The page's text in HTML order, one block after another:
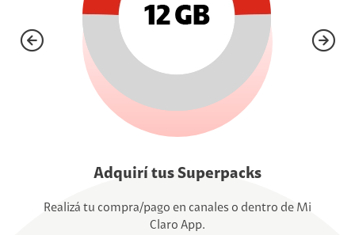
Adquirí tus Superpacks
Realizá tu compra/pago en canales o dentro de Mi
Claro App.